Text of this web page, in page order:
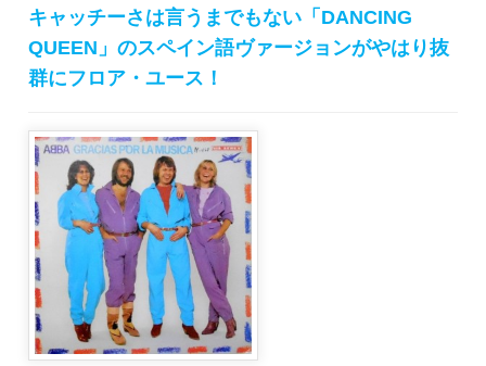
キャッチーさは言うまでもない「DANCING
QUEEN」のスペイン語ヴァージョンがやはり抜
群にフロア・ユース！